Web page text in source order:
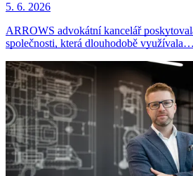
5. 6. 2026
ARROWS advokátní kancelář
společnosti, která dlouhodobě využívala…